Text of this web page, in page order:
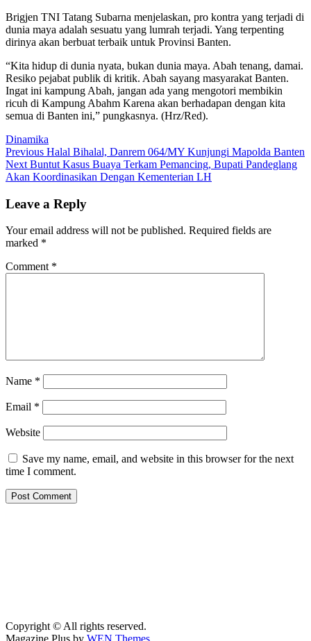
Brigjen TNI Tatang Subarna menjelaskan, pro kontra yang terjadi di
dunia maya adalah sesuatu yang lumrah terjadi. Yang terpenting
dirinya akan berbuat terbaik untuk Provinsi Banten.
“Kita hidup di dunia nyata, bukan dunia maya. Abah tenang, damai.
Resiko pejabat publik di kritik. Abah sayang masyarakat Banten.
Ingat ini kampung Abah, jangan ada yang mengotori membikin
ricuh di Kampung Abahm Karena akan berhadapan dengan kita
semua di Banten ini,” pungkasnya. (Hrz/Red).
Dinamika
Post
navigation
Previous Previous
post:
Halal Bihalal, Danrem 064/MY Kunjungi Mapolda Banten
Next Next
post:
Buntut Kasus Buaya Terkam Pemancing, Bupati Pandeglang
Akan Koordinasikan Dengan Kementerian LH
Leave a Reply
Your email address will not be published. Required fields are
marked *
Comment *
Name *
Email *
Website
Save my name, email, and website in this browser for the next
time I comment.
Copyright © All rights reserved.